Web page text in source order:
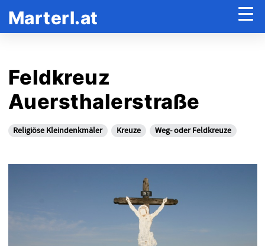
Marterl.at
Feldkreuz
Auersthalerstraße
Religiöse Kleindenkmäler Kreuze Weg- oder Feldkreuze